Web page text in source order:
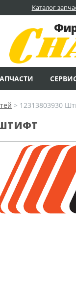
Каталог
> 12313803930